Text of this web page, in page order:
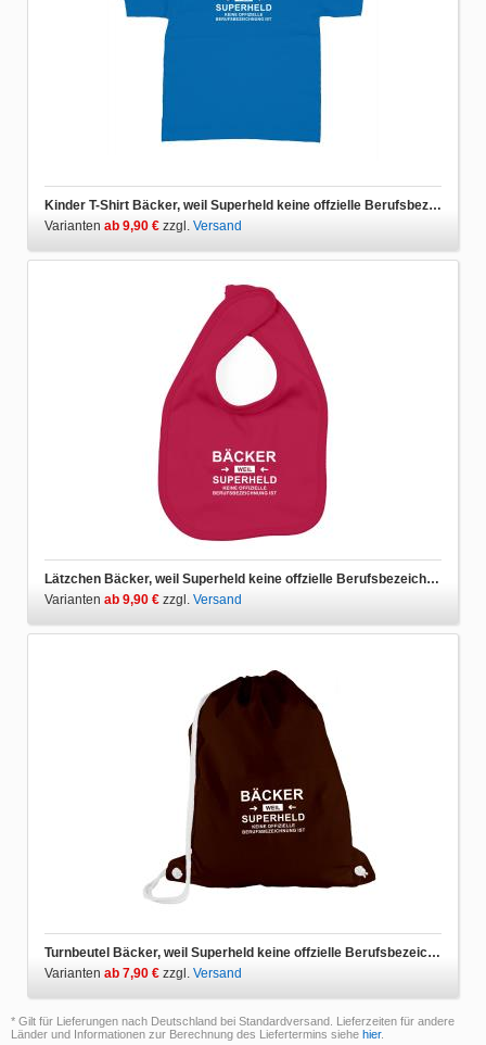
Kinder T-Shirt Bäcker, weil Superheld keine offzielle Berufsbezeichnung ist
Varianten ab 9,90 € zzgl. Versand
Lätzchen Bäcker, weil Superheld keine offzielle Berufsbezeichnung ist
Varianten ab 9,90 € zzgl. Versand
Turnbeutel Bäcker, weil Superheld keine offzielle Berufsbezeichnung ist
Varianten ab 7,90 € zzgl. Versand
* Gilt für Lieferungen nach Deutschland bei Standardversand. Lieferzeiten für andere
Länder und Informationen zur Berechnung des Liefertermins siehe hier.